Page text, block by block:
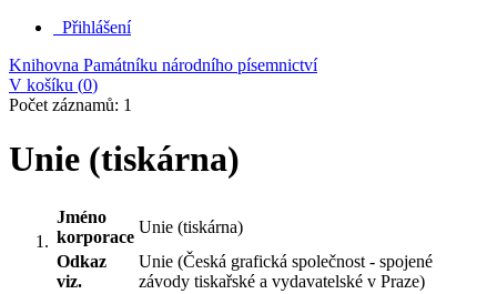
Přihlášení
Knihovna Památníku národního písemnictví
V košíku (0)
Počet záznamů: 1
Unie (tiskárna)
Jméno
korporace
Unie (tiskárna)
Odkaz
viz.
Unie (Česká grafická společnost - spojené
závody tiskařské a vydavatelské v Praze)